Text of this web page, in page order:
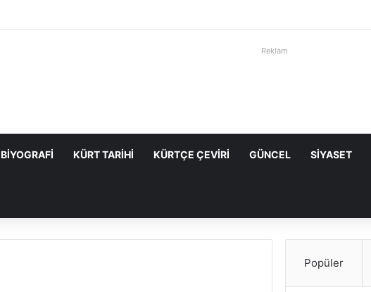
Reklam
BIYOGRAFI KÜRT TARIHI KÜRTÇE ÇEVIRI GÜNCEL SIYASET
Popüler